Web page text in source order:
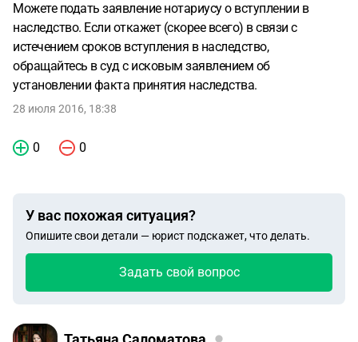
Можете подать заявление нотариусу о вступлении в
наследство. Если откажет (скорее всего) в связи с
истечением сроков вступления в наследство,
обращайтесь в суд с исковым заявлением об
установлении факта принятия наследства.
28 июля 2016, 18:38
0 0
У вас похожая ситуация?
Опишите свои детали — юрист подскажет, что делать.
Задать свой вопрос